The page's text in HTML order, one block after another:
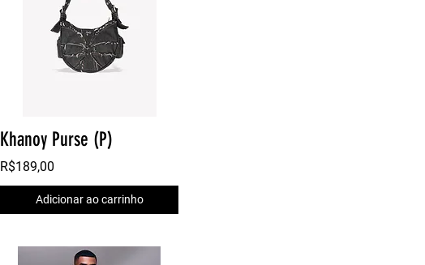
Khanoy Purse (P)
R$189,00
Adicionar ao carrinho